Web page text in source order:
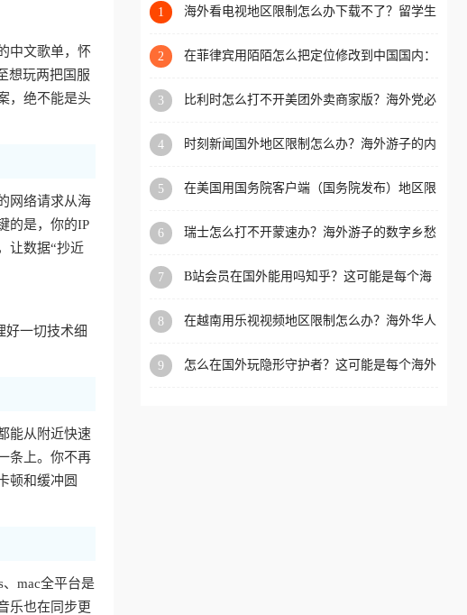
中文歌单，怀
想玩两把国服
，绝不能是头
网络请求从海
的是，你的IP
让数据“抄近
好一切技术细
能从附近快速
条上。你不再
顿和缓冲圆
mac全平台是
乐也在同步更
区工作、留学、定居等，都
权限制所困扰。
回国加速器，即可解决「海
版权限制」的问题，无论人
国、加拿大、澳大利亚、欧
学、定居等，都可以使用，
扰。
1
海外看电视地区限制怎么办下载不了？留学生
2
在菲律宾用陌陌怎么把定位修改到中国国内：
3
比利时怎么打不开美团外卖商家版？海外党必
4
时刻新闻国外地区限制怎么办？海外游子的内
5
在美国用国务院客户端（国务院发布）地区限
6
瑞士怎么打不开蒙速办？海外游子的数字乡愁
7
B站会员在国外能用吗知乎？这可能是每个海
8
在越南用乐视视频地区限制怎么办？海外华人
9
怎么在国外玩隐形守护者？这可能是每个海外